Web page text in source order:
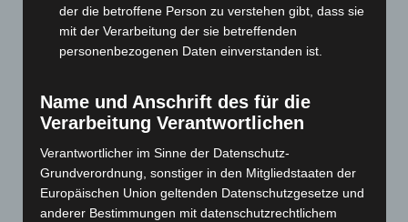
September 2022(205)
August 2022 (166)
Juni 2022(167)
Mai 2022(177)
April 2022(198)
März 2022(221)
Februar 2022
(189)
der die betroffene Person zu verstehen gibt, dass sie
mit der Verarbeitung der sie betreffenden
personenbezogenen Daten einverstanden ist.
Name und Anschrift des für die
Verarbeitung Verantwortlichen
Verantwortlicher im Sinne der Datenschutz-
Grundverordnung, sonstiger in den Mitgliedstaaten der
Europäischen Union geltenden Datenschutzgesetze und
anderer Bestimmungen mit datenschutzrechtlichem